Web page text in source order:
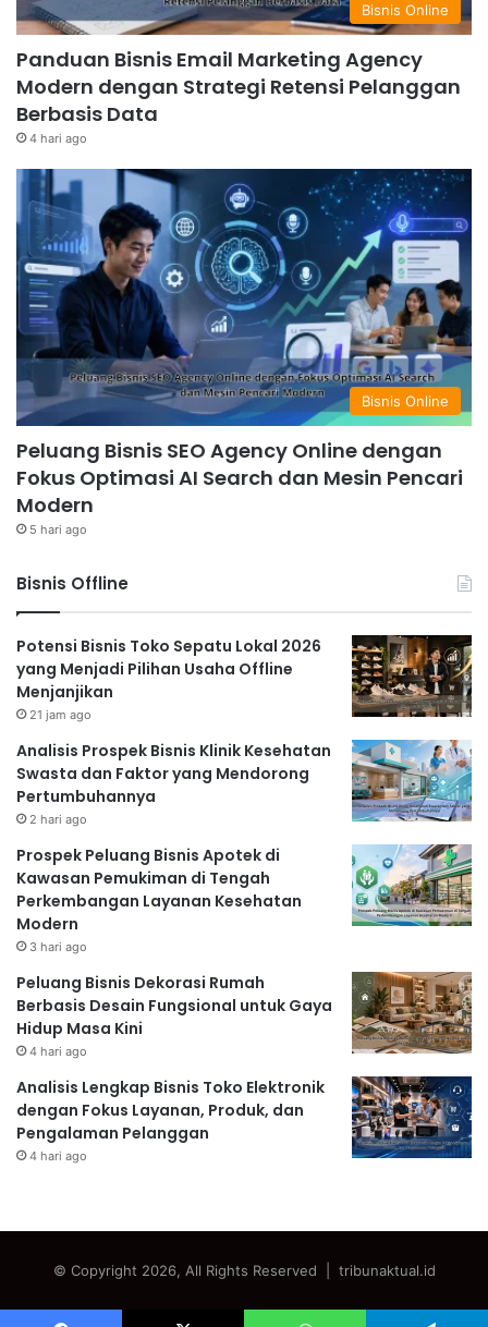
Bisnis Online
Panduan Bisnis Email Marketing Agency
Modern dengan Strategi Retensi Pelanggan
Berbasis Data
4 hari ago
Bisnis Online
Peluang Bisnis SEO Agency Online dengan
Fokus Optimasi AI Search dan Mesin Pencari
Modern
5 hari ago
Bisnis Offline
Potensi Bisnis Toko Sepatu Lokal 2026
yang Menjadi Pilihan Usaha Offline
Menjanjikan
21 jam ago
Analisis Prospek Bisnis Klinik Kesehatan
Swasta dan Faktor yang Mendorong
Pertumbuhannya
2 hari ago
Prospek Peluang Bisnis Apotek di
Kawasan Pemukiman di Tengah
Perkembangan Layanan Kesehatan
Modern
3 hari ago
Peluang Bisnis Dekorasi Rumah
Berbasis Desain Fungsional untuk Gaya
Hidup Masa Kini
4 hari ago
Analisis Lengkap Bisnis Toko Elektronik
dengan Fokus Layanan, Produk, dan
Pengalaman Pelanggan
4 hari ago
© Copyright 2026, All Rights Reserved | tribunaktual.id